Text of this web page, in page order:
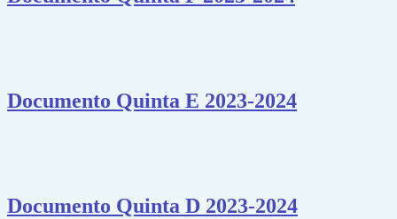
Documento Quinta E 2023-2024
Documento Quinta D 2023-2024